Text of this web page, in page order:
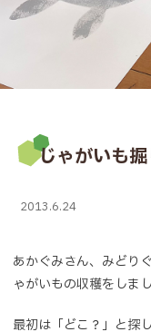
じゃがいも掘
2013.6.24
あかぐみさん、みどり
ゃがいもの収穫をしまし
最初は「どこ？」と探